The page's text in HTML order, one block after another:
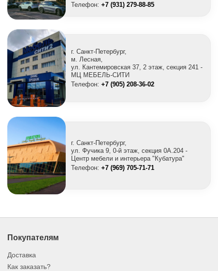
Телефон: +7 (931) 279-88-85
г. Санкт-Петербург,
м. Лесная,
ул. Кантемировская 37, 2 этаж, секция 241 -
МЦ МЕБЕЛЬ-СИТИ
Телефон: +7 (905) 208-36-02
г. Санкт-Петербург,
ул. Фучика 9, 0-й этаж, секция 0A.204 -
Центр мебели и интерьера "Кубатура"
Телефон: +7 (969) 705-71-71
Покупателям
Доставка
Как заказать?